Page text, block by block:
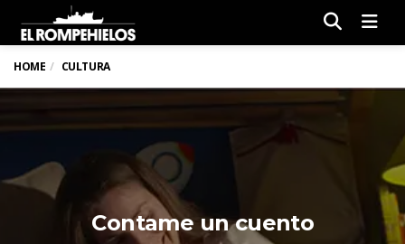
HOME CULTURA
Contame un cuento